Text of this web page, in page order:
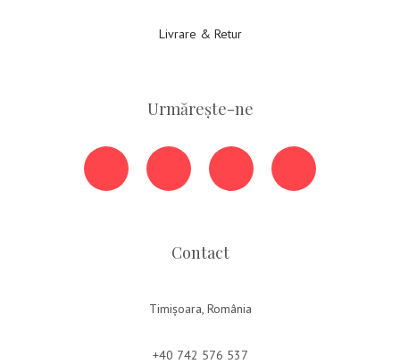
Livrare & Retur
Urmărește-ne
Contact
Timișoara, România
+40 742 576 537